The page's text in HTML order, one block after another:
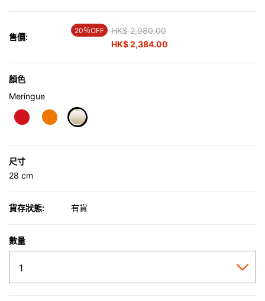
售價:
20％OFF Price reduced from
HK$ 2,980.00to
HK$ 2,384.00
顏色
Meringue
尺寸
28 cm
貨存狀態: 有貨
數量